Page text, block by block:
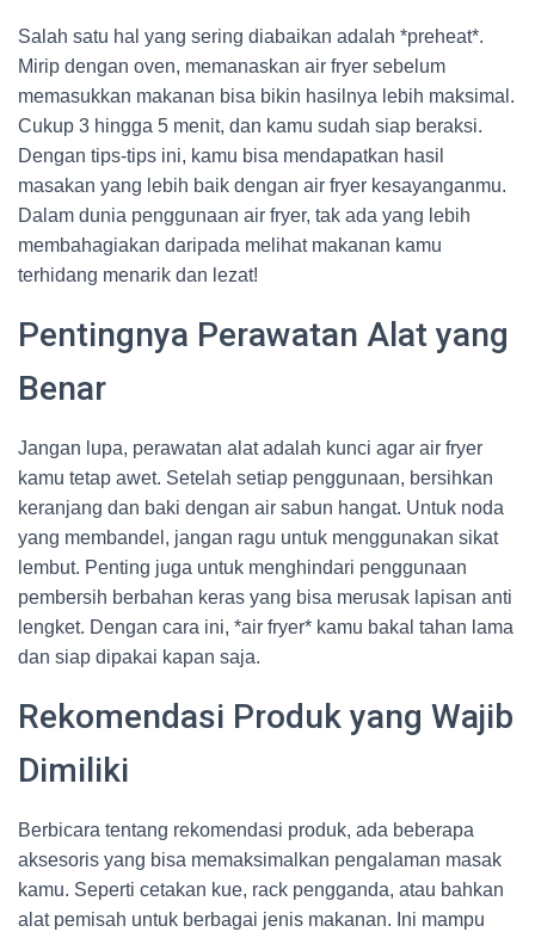
Salah satu hal yang sering diabaikan adalah *preheat*.
Mirip dengan oven, memanaskan air fryer sebelum
memasukkan makanan bisa bikin hasilnya lebih maksimal.
Cukup 3 hingga 5 menit, dan kamu sudah siap beraksi.
Dengan tips-tips ini, kamu bisa mendapatkan hasil
masakan yang lebih baik dengan air fryer kesayanganmu.
Dalam dunia penggunaan air fryer, tak ada yang lebih
membahagiakan daripada melihat makanan kamu
terhidang menarik dan lezat!
Pentingnya Perawatan Alat yang
Benar
Jangan lupa, perawatan alat adalah kunci agar air fryer
kamu tetap awet. Setelah setiap penggunaan, bersihkan
keranjang dan baki dengan air sabun hangat. Untuk noda
yang membandel, jangan ragu untuk menggunakan sikat
lembut. Penting juga untuk menghindari penggunaan
pembersih berbahan keras yang bisa merusak lapisan anti
lengket. Dengan cara ini, *air fryer* kamu bakal tahan lama
dan siap dipakai kapan saja.
Rekomendasi Produk yang Wajib
Dimiliki
Berbicara tentang rekomendasi produk, ada beberapa
aksesoris yang bisa memaksimalkan pengalaman masak
kamu. Seperti cetakan kue, rack pengganda, atau bahkan
alat pemisah untuk berbagai jenis makanan. Ini mampu